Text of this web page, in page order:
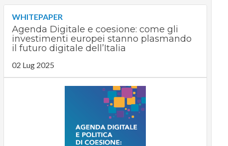
Videointerviste
Le Guide di
CorCom
PodcastPrivacy
WHITEPAPER
Agenda Digitale e coesione: come gli
investimenti europei stanno plasmando
il futuro digitale dell’Italia
02 Lug 2025